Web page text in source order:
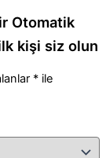
Otomatik
kişi siz olun
* ile